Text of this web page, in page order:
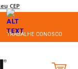
CEP
TRABALHE CONOSCO